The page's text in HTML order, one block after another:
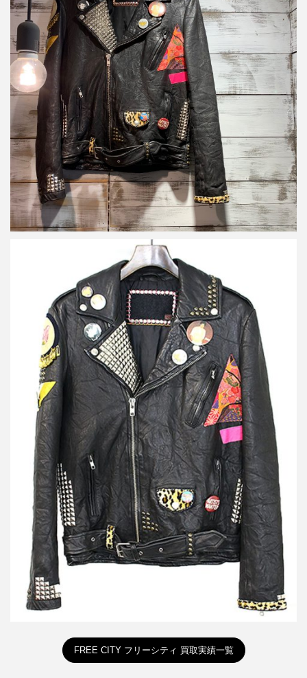
FREE CITY 18AW MOTORCYCLE LEATHER JACKET スタッズ
バッジダブルレザーライダース
詳しく見る
フリーシティ 18AW MOTORCYCLE LEATHER JACKET スタッズ
バッジダブルレザーライダースジャケット
買取金額 170,500円
詳しく見る
FREE CITY フリーシティ 買取実績一覧